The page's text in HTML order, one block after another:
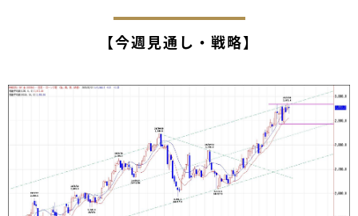
【今週見通し・戦略】